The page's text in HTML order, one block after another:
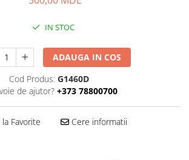
IN STOC
ADAUGA IN COS
Cod Produs: G1460D
de ajutor? +373 78800700
Favorite Cere informatii